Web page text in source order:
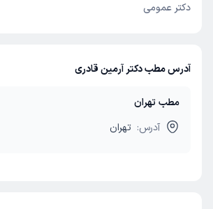
دکتر عمومی
آدرس مطب دکتر آرمین قادری
مطب تهران
آدرس: تهران